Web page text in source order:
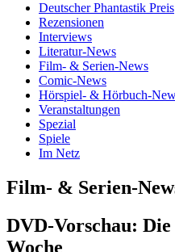
Deutscher Phantastik Preis
Rezensionen
Interviews
Literatur-News
Film- & Serien-News
Comic-News
Hörspiel- & Hörbuch-
Veranstaltungen
Spezial
Spiele
Im Netz
Film- & Serien-
DVD-Vorschau:
Woche